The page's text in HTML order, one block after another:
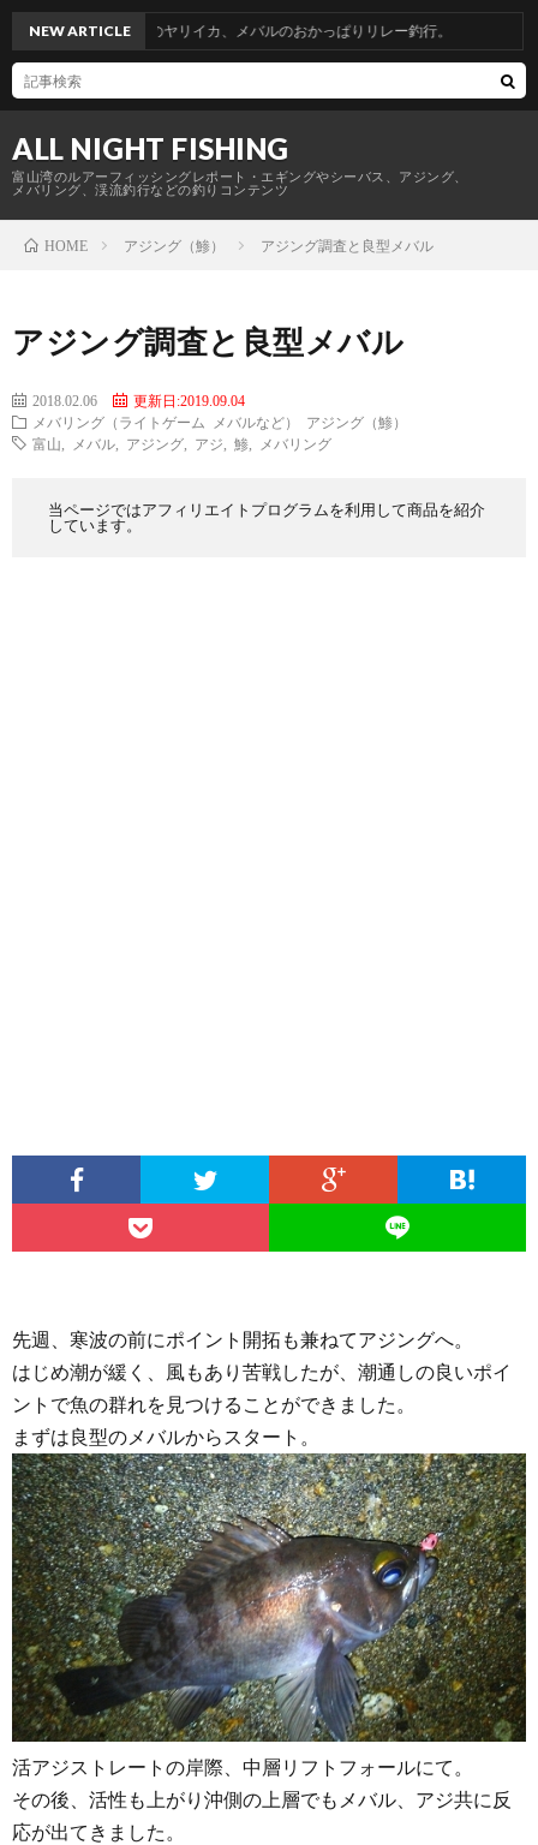
ALL NIGHT FISHING
富山湾のルアーフィッシングレポート・エギングやシーバス、アジング、
メバリング、渓流釣行などの釣りコンテンツ
NEW ARTICLE
。青物からのヤリイカ、メバルのおかっぱりリレー釣行。
HOME アジング（鯵） アジング調査と良型メバル
アジング調査と良型メバル
2018.02.06
更新日:2019.09.04
メバリング（ライトゲーム メバルなど）
アジング（鯵）
富山
メバル アジング アジ 鯵 メバリング
当ページではアフィリエイトプログラムを利用して商品を紹介
しています。
先週、寒波の前にポイント開拓も兼ねてアジングへ。
はじめ潮が緩く、風もあり苦戦したが、潮通しの良いポイ
ントで魚の群れを見つけることができました。
まずは良型のメバルからスタート。
活アジストレートの岸際、中層リフトフォールにて。
その後、活性も上がり沖側の上層でもメバル、アジ共に反
応が出てきました。